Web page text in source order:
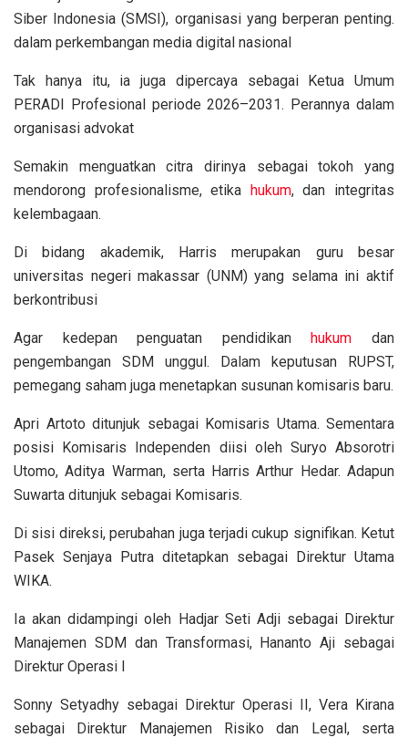
Siber Indonesia (SMSI), organisasi yang berperan penting.
dalam perkembangan media digital nasional
Tak hanya itu, ia juga dipercaya sebagai Ketua Umum
PERADI Profesional periode 2026–2031. Perannya dalam
organisasi advokat
Semakin menguatkan citra dirinya sebagai tokoh yang
mendorong profesionalisme, etika hukum, dan integritas
kelembagaan.
Di bidang akademik, Harris merupakan guru besar
universitas negeri makassar (UNM) yang selama ini aktif
berkontribusi
Agar kedepan penguatan pendidikanhukum dan
pengembangan SDM unggul. Dalam keputusan RUPST,
pemegang saham juga menetapkan susunan komisaris baru.
Apri Artoto ditunjuk sebagai Komisaris Utama. Sementara
posisi Komisaris Independen diisi oleh Suryo Absorotri
Utomo, Aditya Warman, serta Harris Arthur Hedar. Adapun
Suwarta ditunjuk sebagai Komisaris.
Di sisi direksi, perubahan juga terjadi cukup signifikan. Ketut
Pasek Senjaya Putra ditetapkan sebagai Direktur Utama
WIKA.
Ia akan didampingi oleh Hadjar Seti Adji sebagai Direktur
Manajemen SDM dan Transformasi, Hananto Aji sebagai
Direktur Operasi I
Sonny Setyadhy sebagai Direktur Operasi II, Vera Kirana
sebagai Direktur Manajemen Risiko dan Legal, serta